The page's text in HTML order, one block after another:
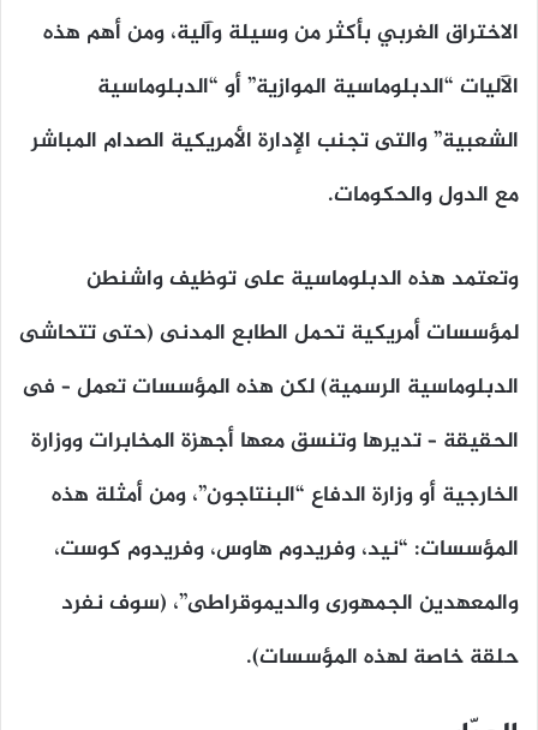
الاختراق الغربي بأكثر من وسيلة وآلية، ومن أهم هذه
الآليات “الدبلوماسية الموازية” أو “الدبلوماسية
الشعبية” والتى تجنب الإدارة الأمريكية الصدام المباشر
مع الدول والحكومات.
وتعتمد هذه الدبلوماسية على توظيف واشنطن
لمؤسسات أمريكية تحمل الطابع المدنى (حتى تتحاشى
الدبلوماسية الرسمية) لكن هذه المؤسسات تعمل – فى
الحقيقة – تديرها وتنسق معها أجهزة المخابرات ووزارة
الخارجية أو وزارة الدفاع “البنتاجون”، ومن أمثلة هذه
المؤسسات: “نيد، وفريدوم هاوس، وفريدوم كوست،
والمعهدين الجمهورى والديموقراطى”، (سوف نفرد
حلقة خاصة لهذه المؤسسات).